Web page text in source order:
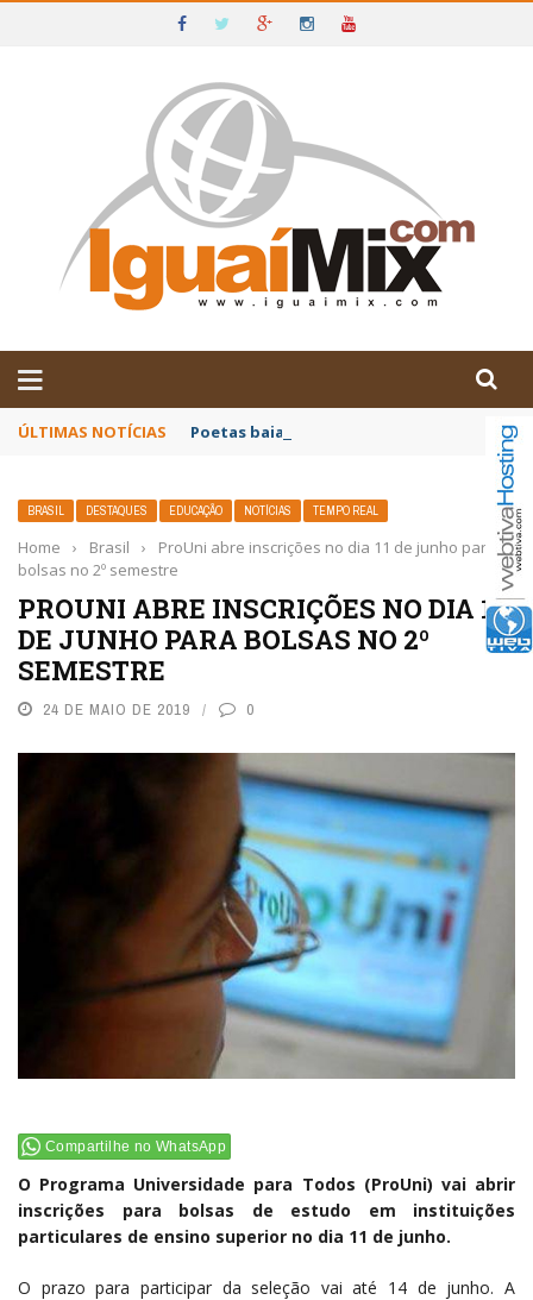
IGUAÍ E SUDOESTE DA BAHIA
ÚLTIMAS NOTÍCIAS Poetas baianos representam o Brasil no
BRASIL DESTAQUES EDUCAÇÃO NOTÍCIAS TEMPO REAL
Home › Brasil ›
ProUni abre inscrições no dia 11 de junho para
bolsas no 2º semestre
PROUNI ABRE INSCRIÇÕES NO DIA 11
DE JUNHO PARA BOLSAS NO 2º
SEMESTRE
24 DE MAIO DE 2019 0
Compartilhe no WhatsApp
O Programa Universidade para Todos (ProUni) vai abrir
inscrições para bolsas de estudo em instituições
particulares de ensino superior no dia 11 de junho.
O prazo para participar da seleção vai até 14 de junho. A